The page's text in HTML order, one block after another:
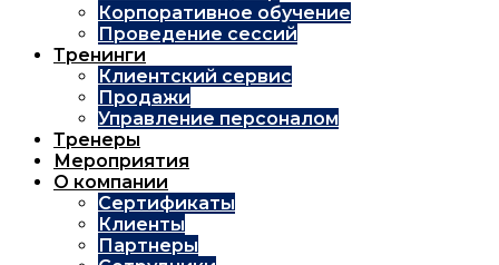
Корпоративное обучение
Проведение сессий
Тренинги
Клиентский сервис
Продажи
Управление персоналом
Тренеры
Мероприятия
О компании
Сертификаты
Клиенты
Партнеры